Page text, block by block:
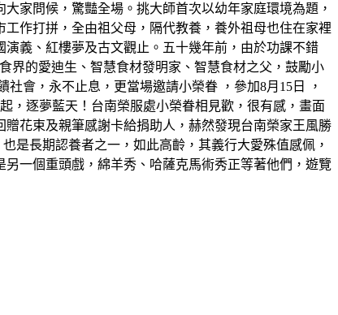
家問候，驚豔全場。挑大師首次以幼年家庭環境為題，
作打拼，全由祖父母，隔代教養，養外祖母也住在家裡
義、紅樓夢及古文觀止。五十幾年前，由於功課不錯
界的愛迪生、智慧食材發明家、智慧食材之父，鼓勵小
會，永不止息，更當場邀請小榮眷 ，參加8月15日 ，
，逐夢藍天！台南榮服處小榮眷相見歡，很有感，畫面
花束及親筆感謝卡給捐助人，赫然發現台南榮家王風勝
是長期認養者之一，如此高齡，其義行大愛殊值感佩，
一個重頭戲，綿羊秀、哈薩克馬術秀正等著他們，遊覽